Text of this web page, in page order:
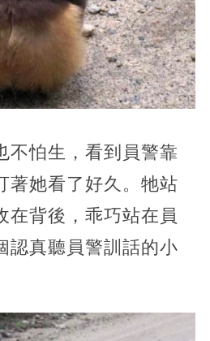
不怕生，看到員警靠
著她看了好久。牠站
在背後，乖巧站在員
認真聽員警訓話的小